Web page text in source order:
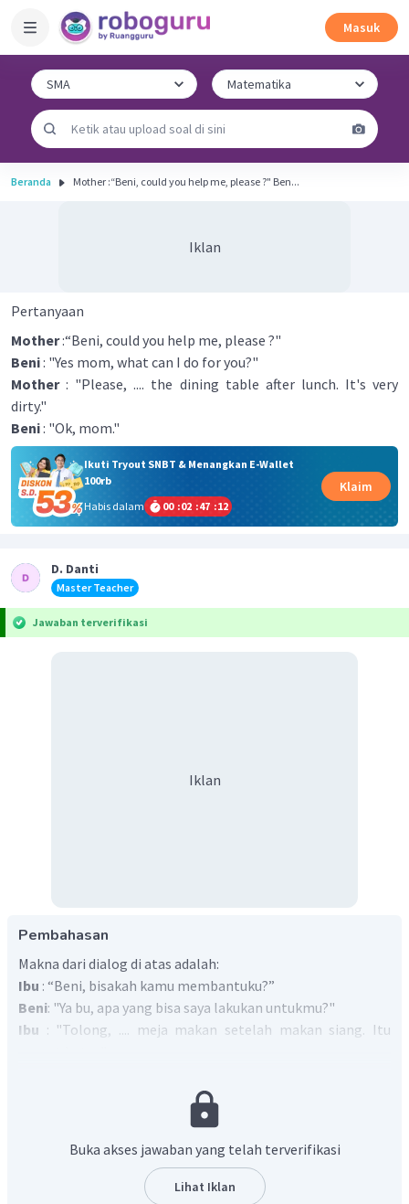
Masuk
Beranda Mother :“Beni, could you help me, please ?" Ben...
Iklan
Pertanyaan
Mother:“Beni, could you help me, please ?"
Beni: "Yes mom, what can I do for you?"
Mother: "Please, .... the dining table after lunch. It's very
dirty."
Beni: "Ok, mom."
Ikuti Tryout SNBT & Menangkan E-Wallet
100rb
Habis dalam
00 :02 :47 :12
Klaim
D. Danti
Master Teacher
Jawaban terverifikasi
Iklan
Pembahasan
Makna dari dialog di atas adalah:
Ibu : “Beni, bisakah kamu membantuku?”
Beni: "Ya bu, apa yang bisa saya lakukan untukmu?"
Ibu : "Tolong, .... meja makan setelah makan siang. Itu
Kata yang bisa digunakan untuk melengkapi dialog
rumpang di atas adalah "bersihkan" yang artinya "
Buka akses jawaban yang telah terverifikasi
Lihat Iklan